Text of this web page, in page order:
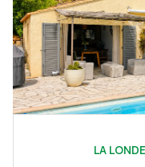
LA